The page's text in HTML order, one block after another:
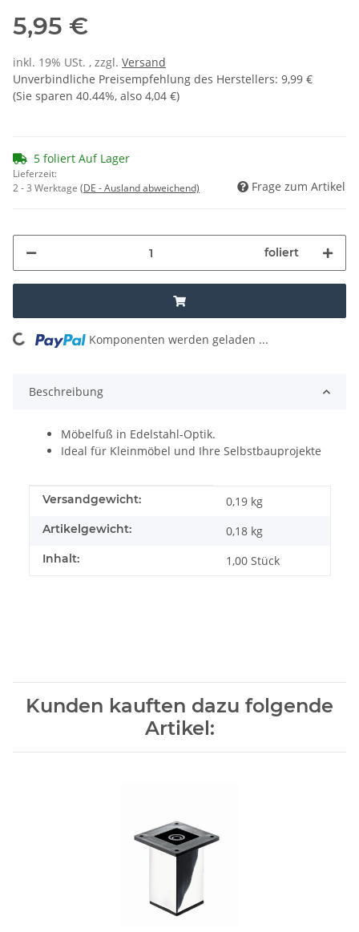
5,95 €
inkl. 19% USt. , zzgl. Versand
Unverbindliche Preisempfehlung des Herstellers: 9,99 €
(Sie sparen 40.44%, also 4,04 €)
5 foliert Auf Lager
Lieferzeit:
2 - 3 Werktage (DE - Ausland abweichend) Frage zum Artikel
foliert
Loading... Komponenten werden geladen ...
Beschreibung
Möbelfuß in Edelstahl-Optik.
Ideal für Kleinmöbel und Ihre Selbstbauprojekte
Produkteigenschaft
Wert
Versandgewicht: 0,19 kg
Artikelgewicht: 0,18 kg
Inhalt: 1,00 Stück
Kunden kauften dazu folgende
Artikel: